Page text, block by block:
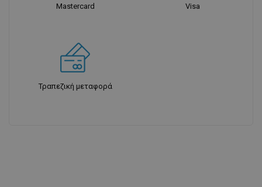
Mastercard Visa
Τραπεζική μεταφορά